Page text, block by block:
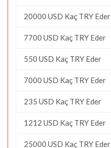
20000 USD Kaç TRY Eder
7700 USD Kaç TRY Eder
550 USD Kaç TRY Eder
7000 USD Kaç TRY Eder
235 USD Kaç TRY Eder
1212 USD Kaç TRY Eder
25000 USD Kaç TRY Eder